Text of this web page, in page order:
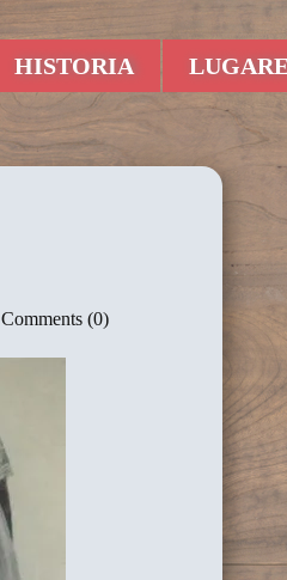
HISTORIA
Comments (0)